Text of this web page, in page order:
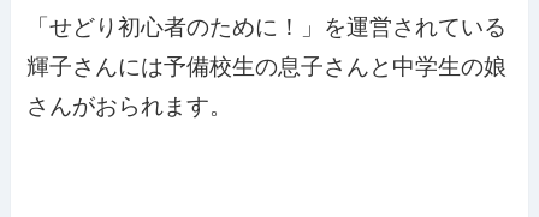
「せどり初心者のために！」を運営されている
輝子さんには予備校生の息子さんと中学生の娘
さんがおられます。